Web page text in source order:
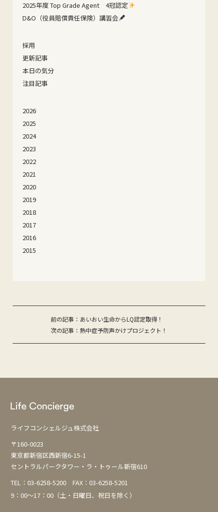
2025年度 Top Grade Agent 4冠認定
D&O（役員賠償責任保険）講習会
採用
更新記事
本日の気分
注目記事
2026
2025
2024
2023
2022
2021
2020
2019
2018
2017
2016
2015
投
稿
ゲ
シ
ョ
前の記事：あいおい生命からLQ認定取得！
次の記事：熱中症予防声かけプロジェクト！
ライフコンシェルジュ株式会社
〒160-0023
東京都新宿区西新宿6-15-1
セントラルパークタワー・ラ・トゥール新宿610
TEL：03-6258-5200 FAX：03-6258-5201
9：00～17：00（土・日曜日、祝日を除く）